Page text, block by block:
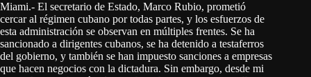
Miami.- El secretario de Estado, Marco Rubio, prometió
cercar al régimen cubano por todas partes, y los esfuerzos de
esta administración se observan en múltiples frentes. Se ha
sancionado a dirigentes cubanos, se ha detenido a testaferros
del gobierno, y también se han impuesto sanciones a empresas
que hacen negocios con la dictadura. Sin embargo, desde mi